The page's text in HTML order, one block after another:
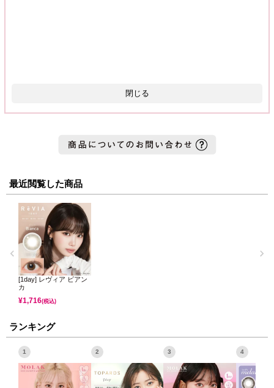
閉じる
最近閲覧した商品
[1day] レヴィア ビアン
カ
¥1,716(税込)
ランキング
1 2 3 4